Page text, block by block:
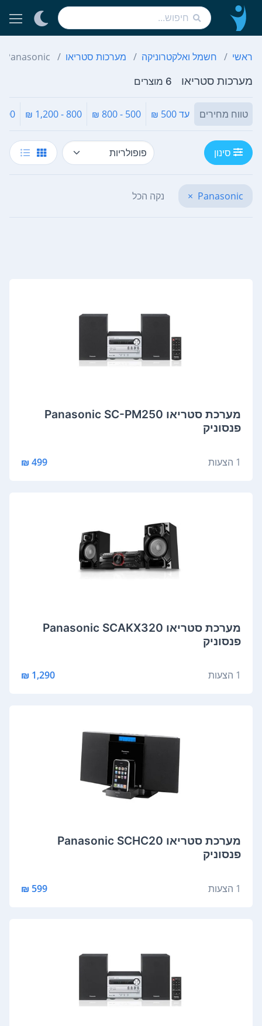
ראשי חשמל ואלקטרוניקה מערכות סטריאו Panasonic
מערכות סטריאו 6 מוצרים
טווח מחירים עד 500 ₪ 500 - 800 ₪
800 - 1,200 ₪
1,600 ₪
סינון
Panasonic
× נקה הכל
מערכת סטריאו Panasonic SC-PM250
פנסוניק
1 הצעות 499 ₪
מערכת סטריאו Panasonic SCAKX320
פנסוניק
1 הצעות 1,290 ₪
מערכת סטריאו Panasonic SCHC20
פנסוניק
1 הצעות 599 ₪